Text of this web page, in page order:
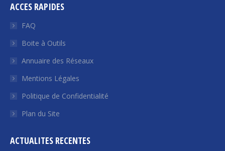
Facebook
s'ouvre
une
nouvelle
fenêtre
Twitter
s'ouvre
une
nouvelle
fenêtre
YouTube
une
nouvelle
fenêtre
LinkedIn
une
nouvelle
fenêtre
nouvelle
fenêtre
ACCES RAPIDES
FAQ
Boite à Outils
Annuaire des Réseaux
Mentions Légales
Politique de Confidentialité
Plan du Site
ACTUALITES RECENTES